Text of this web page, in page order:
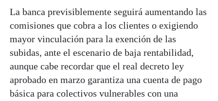
La banca previsiblemente seguirá aumentando las
comisiones que cobra a los clientes o exigiendo
mayor vinculación para la exención de las
subidas, ante el escenario de baja rentabilidad,
aunque cabe recordar que el real decreto ley
aprobado en marzo garantiza una cuenta de pago
básica para colectivos vulnerables con una